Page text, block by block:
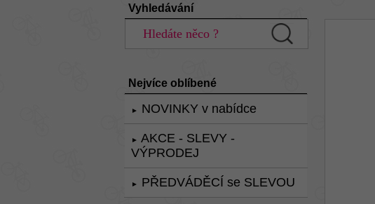
Vyhledávání
Nejvíce oblíbené
► NOVINKY v nabídce
►
AKCE - SLEVY -
VÝPRODEJ
► PŘEDVÁDĚCÍ se SLEVOU